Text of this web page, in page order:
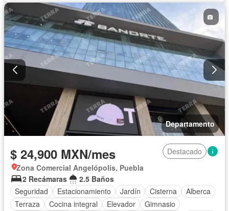
Departamento
$ 24,900 MXN/mes
Destacado
Zona Comercial Angelópolis, Puebla
2 Recámaras
2.5 Baños
Seguridad
Estacionamiento Jardín Cisterna
Alberca
Terraza
Cocina integral Elevador
Gimnasio